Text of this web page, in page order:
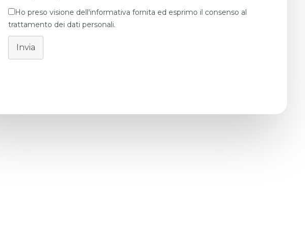
Ho preso visione dell'informativa fornita ed esprimo il consenso al
trattamento dei dati personali.
Invia